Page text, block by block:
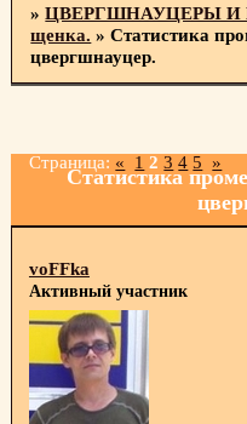
»ЦВЕРГШНАУЦЕРЫ
щенка. »Статистика
цвергшнауцер.
Статистика
Страница: « 1 2 3 4 5 »
voFFka
Активный участник